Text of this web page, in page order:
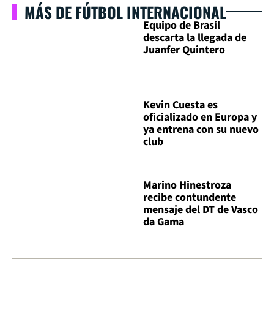
MÁS DE FÚTBOL INTERNACIONAL
Equipo de Brasil
descarta la llegada de
Juanfer Quintero
Kevin Cuesta es
oficializado en Europa y
ya entrena con su nuevo
club
Marino Hinestroza
recibe contundente
mensaje del DT de Vasco
da Gama